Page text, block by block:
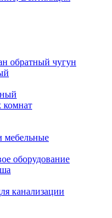
обратный чугун
комнат
мебельные
оборудование
канализации